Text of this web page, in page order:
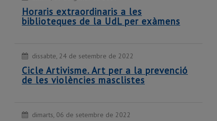
Horaris extraordinaris a les
biblioteques de la UdL per exàmens
dissabte, 24 de setembre de 2022
Cicle Artivisme. Art per a la prevenció
de les violències masclistes
dimarts, 06 de setembre de 2022